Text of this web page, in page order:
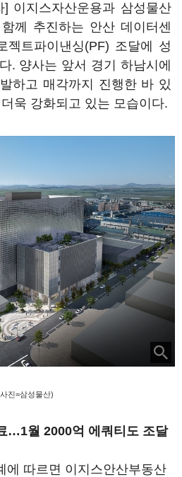
이지스자산운용과 삼성물산
께 추진하는 안산 데이터센
젝트파이낸싱(PF) 조달에 성
. 양사는 앞서 경기 하남시에
하고 매각까지 진행한 바 있
욱 강화되고 있는 모습이다.
진=삼성물산)
…1월 2000억 에쿼티도 조달
에 따르면 이지스안산부동산